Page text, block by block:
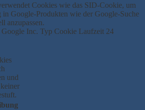
Cookies wie das SID-Cookie, um
in Google-Produkten wie der Google-Suche
anzupassen.
Google Inc. Typ Cookie Laufzeit 24
und